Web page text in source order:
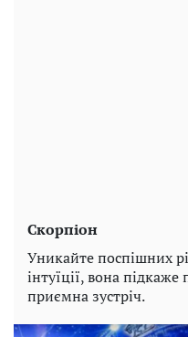
Скорпіон
Уникайте поспішних
інтуїції, вона
приємна зустріч.